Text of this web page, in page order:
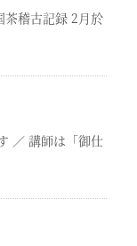
茶稽古記録 2月於
／ 講師は「御仕